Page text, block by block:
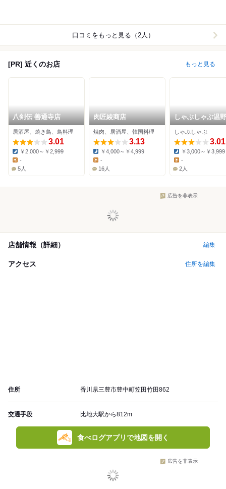
口コミをもっと見る（2人）
[PR] 近くのお店 もっと見る
八剣伝 善通寺店
居酒屋、焼き鳥、鳥料理
3.01
Dinner:
￥2,000～￥2,999
Lunch:
-
5人
肉匠綾商店
焼肉、居酒屋、韓国料理
3.13
Dinner:
￥4,000～￥4,999
Lunch:
-
16人
しゃぶしゃぶ温
観音寺店
しゃぶしゃぶ
3.01
Dinner:
￥3,000～￥3,999
Lunch:
-
2人
広告を非表示
店舗情報（詳細） 編集
アクセス 住所を編集
住所 香川県三豊市豊中町笠田竹田862
交通手段 比地大駅から812m
食べログアプリで地図を開く
広告を非表示